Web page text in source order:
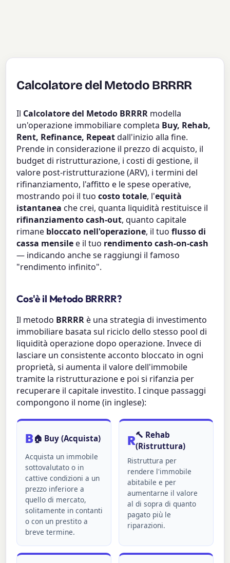
Calcolatore del Metodo BRRRR
Il Calcolatore del Metodo BRRRR modella
un'operazione immobiliare completa Buy, Rehab,
Rent, Refinance, Repeatdall'inizio alla fine.
Prende in considerazione il prezzo di acquisto, il
budget di ristrutturazione, i costi di gestione, il
valore post-ristrutturazione (ARV), i termini del
rifinanziamento, l'affitto e le spese operative,
mostrando poi il tuocosto totale, l'equità
istantanea che crei, quanta liquidità restituisce il
rifinanziamento cash-out, quanto capitale
rimane bloccato nell'operazione, il tuoflusso di
cassa mensilee il tuo rendimento cash-on-cash
— indicando anche se raggiungi il famoso
"rendimento infinito".
Cos'è il Metodo BRRRR?
Il metodo BRRRRè una strategia di investimento
immobiliare basata sul riciclo dello stesso pool di
liquidità operazione dopo operazione. Invece di
lasciare un consistente acconto bloccato in ogni
proprietà, si aumenta il valore dell'immobile
tramite la ristrutturazione e poi si rifanzia per
recuperare il capitale investito. I cinque passaggi
compongono il nome (in inglese):
B🏠 Buy (Acquista)
Acquista un immobile
sottovalutato o in
cattive condizioni a un
prezzo inferiore a
quello di mercato,
solitamente in contanti
o con un prestito a
breve termine.
R🔨 Rehab
(Ristruttura)
Ristruttura per
rendere l'immobile
abitabile e per
aumentarne il valore
al di sopra di quanto
pagato più le
riparazioni.